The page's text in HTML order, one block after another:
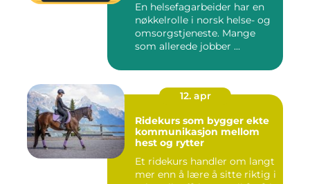
En helsefagarbeider har en
nøkkelrolle i norsk helse- og
omsorgstjeneste. Mange
som allerede jobber ...
12. apr
Ridekurs som bygger ekte
kommunikasjon mellom
hest og rytter
Et ridekurs handler om langt
mer enn å lære å sitte riktig i